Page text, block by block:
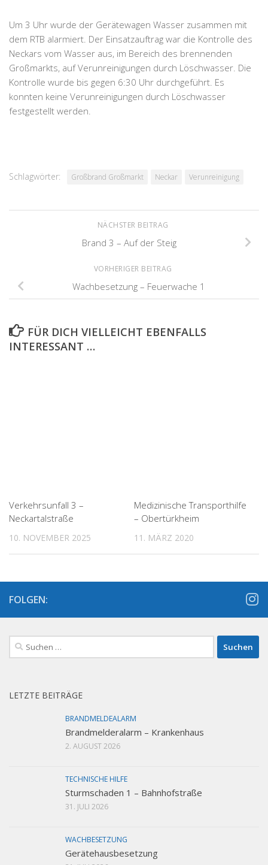
Um 3 Uhr wurde der Gerätewagen Wasser zusammen mit
dem RTB alarmiert. Der Einsatzauftrag war die Kontrolle des
Neckars vom Wasser aus, im Bereich des brennenden
Großmarkts, auf Verunreinigungen durch Löschwasser. Die
Kontrolle wurde bis gegen 6:30 Uhr durchgeführt. Es
konnten keine Verunreinigungen durch Löschwasser
festgestellt werden.
Schlagwörter: Großbrand Großmarkt Neckar Verunreinigung
NÄCHSTER BEITRAG
Brand 3 – Auf der Steig
VORHERIGER BEITRAG
Wachbesetzung – Feuerwache 1
FÜR DICH VIELLEICHT EBENFALLS
INTERESSANT …
Verkehrsunfall 3 –
Neckartalstraße
10. NOVEMBER 2025
Medizinische Transporthilfe
– Obertürkheim
11. MÄRZ 2020
FOLGEN:
Suchen
nach:
LETZTE BEITRÄGE
BRANDMELDEALARM
Brandmelderalarm – Krankenhaus
2. AUGUST 2026
TECHNISCHE HILFE
Sturmschaden 1 – Bahnhofstraße
31. JULI 2026
WACHBESETZUNG
Gerätehausbesetzung